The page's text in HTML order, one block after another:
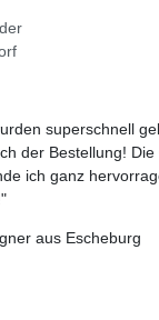
superschnell
der Bestellung! Die
ich ganz
aus Escheburg